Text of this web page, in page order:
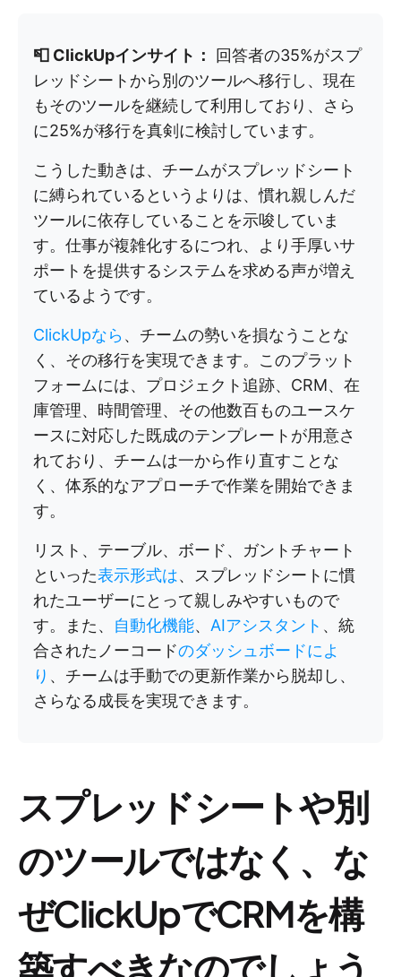
📮 ClickUpインサイト：
回答者の35%がスプ
レッドシートから別のツールへ移行し、現在
もそのツールを継続して利用しており、さら
に25%が移行を真剣に検討しています。
こうした動きは、チームがスプレッドシート
に縛られているというよりは、慣れ親しんだ
ツールに依存していることを示唆していま
す。仕事が複雑化するにつれ、より手厚いサ
ポートを提供するシステムを求める声が増え
ているようです。
ClickUpなら、チームの勢いを損なうことな
く、その移行を実現できます。このプラット
フォームには、プロジェクト追跡、CRM、在
庫管理、時間管理、その他数百ものユースケ
ースに対応した既成のテンプレートが用意さ
れており、チームは一から作り直すことな
く、体系的なアプローチで作業を開始できま
す。
リスト、テーブル、ボード、ガントチャート
といった表示形式は、スプレッドシートに慣
れたユーザーにとって親しみやすいもので
す。また、 自動化機能、 AIアシスタント 、統
合されたノーコードのダッシュボードによ
り 、チームは手動での更新作業から脱却し、
さらなる成長を実現できます。
スプレッドシートや別
のツールではなく、な
ぜClickUpでCRMを構
築すべきなのでしょう